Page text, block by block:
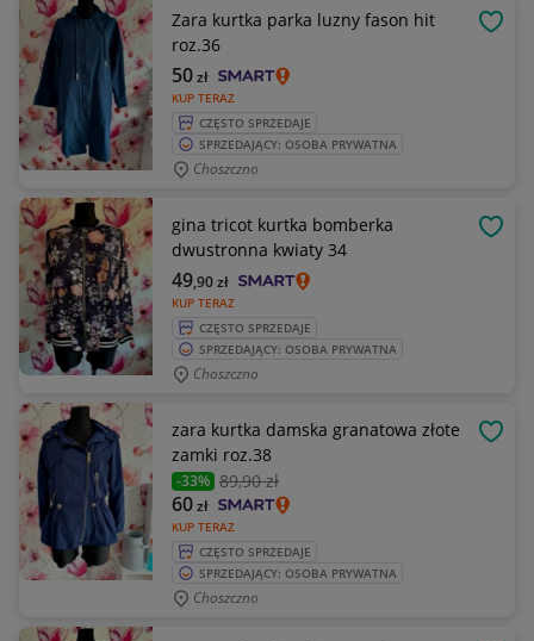
Zara kurtka parka luzny fason hit
roz.36
KUP TERAZ
50zł
CZĘSTO SPRZEDAJE
SPRZEDAJĄCY: OSOBA PRYWATNA
Choszczno
gina tricot kurtka bomberka
dwustronna kwiaty 34
KUP TERAZ
49,90zł
CZĘSTO SPRZEDAJE
SPRZEDAJĄCY: OSOBA PRYWATNA
Choszczno
zara kurtka damska granatowa złote
zamki roz.38
-33% 89,90 zł
KUP TERAZ
60zł
CZĘSTO SPRZEDAJE
SPRZEDAJĄCY: OSOBA PRYWATNA
Choszczno